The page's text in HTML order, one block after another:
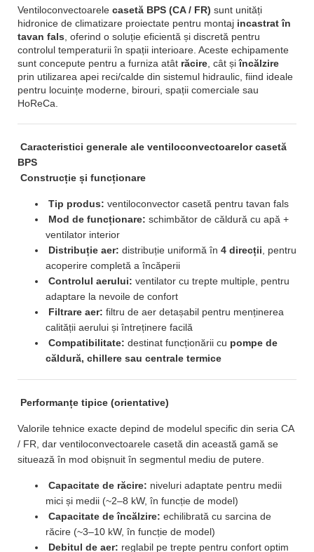
Ventiloconvectoarele casetă BPS (CA / FR) sunt unități
hidronice de climatizare proiectate pentru montaj incastrat în
tavan fals , oferind o soluție eficientă și discretă pentru
controlul temperaturii în spații interioare. Aceste echipamente
sunt concepute pentru a furniza atât răcire , cât șiîncălzire
prin utilizarea apei reci/calde din sistemul hidraulic, fiind ideale
pentru locuințe moderne, birouri, spații comerciale sau
HoReCa.
Caracteristici generale ale ventiloconvectoarelor casetă
BPS
Construcție și funcționare
Tip produs: ventiloconvector casetă pentru tavan fals
Mod de funcționare: schimbător de căldură cu apă +
ventilator interior
Distribuție aer: distribuție uniformă în 4 direcții , pentru
acoperire completă a încăperii
Controlul aerului: ventilator cu trepte multiple, pentru
adaptare la nevoile de confort
Filtrare aer: filtru de aer detașabil pentru menținerea
calității aerului și întreținere facilă
Compatibilitate: destinat funcționării cu pompe de
căldură, chillere sau centrale termice
Performanțe tipice (orientative)
Valorile tehnice exacte depind de modelul specific din seria CA
/ FR, dar ventiloconvectoarele casetă din această gamă se
situează în mod obișnuit în segmentul mediu de putere.
Capacitate de răcire: niveluri adaptate pentru medii
mici și medii (~2–8 kW, în funcție de model)
Capacitate de încălzire: echilibrată cu sarcina de
răcire (~3–10 kW, în funcție de model)
Debitul de aer: reglabil pe trepte pentru confort optim